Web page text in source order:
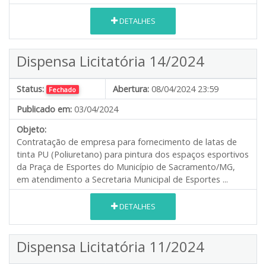
DETALHES
Dispensa Licitatória 14/2024
Status: Fechado Abertura: 08/04/2024 23:59
Publicado em: 03/04/2024
Objeto:
Contratação de empresa para fornecimento de latas de
tinta PU (Poliuretano) para pintura dos espaços esportivos
da Praça de Esportes do Município de Sacramento/MG,
em atendimento a Secretaria Municipal de Esportes ...
DETALHES
Dispensa Licitatória 11/2024